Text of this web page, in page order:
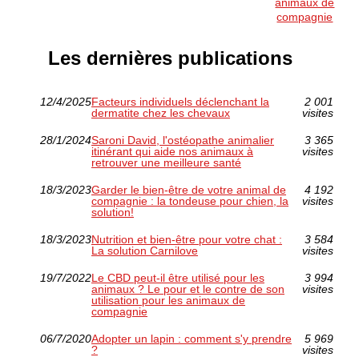
compagnie
Les dernières publications
12/4/2025Facteurs individuels déclenchant la
dermatite chez les chevaux
2 001
visites
28/1/2024Saroni David, l'ostéopathe animalier
itinérant qui aide nos animaux à
retrouver une meilleure santé
3 365
visites
18/3/2023Garder le bien-être de votre animal de
compagnie : la tondeuse pour chien, la
solution!
4 192
visites
18/3/2023Nutrition et bien-être pour votre chat :
La solution Carnilove
3 584
visites
19/7/2022Le CBD peut-il être utilisé pour les
animaux ? Le pour et le contre de son
utilisation pour les animaux de
compagnie
3 994
visites
06/7/2020Adopter un lapin : comment s'y prendre
?
5 969
visites